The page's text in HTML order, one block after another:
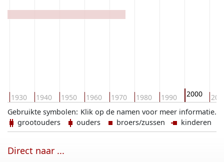
1930 1940 1950 1960 1970 1980 1990 2000
Klik op de namen voor meer informatie.
Gebruikte symbolen:
grootouders
ouders broers/zussen kinderen
Direct naar ...